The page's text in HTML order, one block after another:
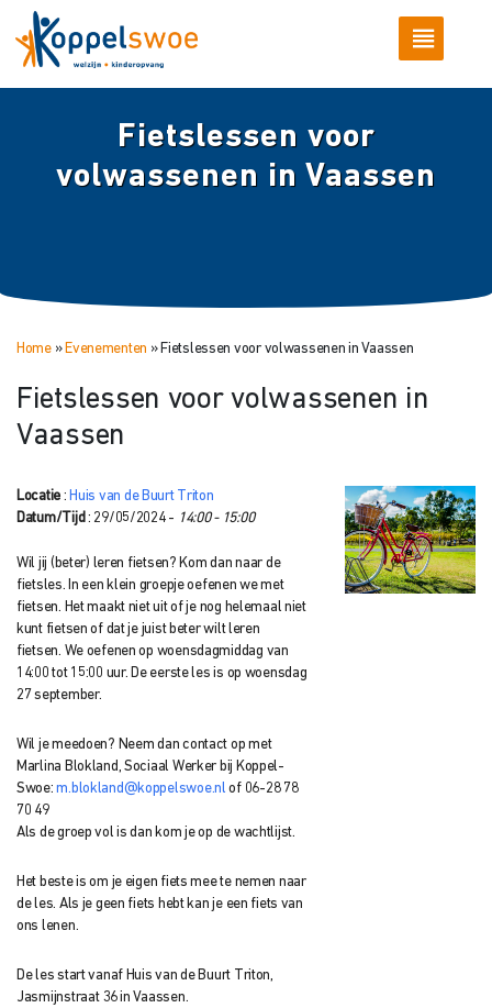
Fietslessen voor
volwassenen in Vaassen
Home» Evenementen » Fietslessen voor volwassenen in Vaassen
Fietslessen voor volwassenen in
Vaassen
Locatie : Huis van de Buurt Triton
Datum/Tijd : 29/05/2024 - 14:00 - 15:00
Wil jij (beter) leren fietsen? Kom dan naar de
fietsles. In een klein groepje oefenen we met
fietsen. Het maakt niet uit of je nog helemaal niet
kunt fietsen of dat je juist beter wilt leren
fietsen. We oefenen op woensdagmiddag van
14:00 tot 15:00 uur. De eerste les is op woensdag
27 september.
Wil je meedoen? Neem dan contact op met
Marlina Blokland, Sociaal Werker bij Koppel-
Swoe:m.blokland@koppelswoe.nl of 06-28 78
70 49
Als de groep vol is dan kom je op de wachtlijst.
Het beste is om je eigen fiets mee te nemen naar
de les. Als je geen fiets hebt kan je een fiets van
ons lenen.
De les start vanaf Huis van de Buurt Triton,
Jasmijnstraat 36 in Vaassen.